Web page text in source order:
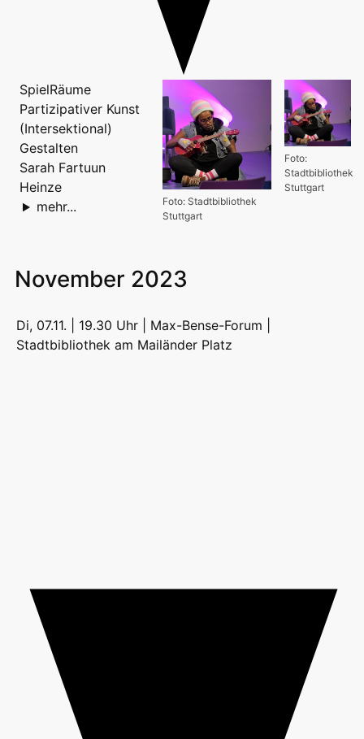
Foto:
Stadtbibliothek
Stuttgart
Foto: Stadtbibliothek
Stuttgart
SpielRäume
Partizipativer Kunst
(Intersektional)
Gestalten
Sarah Fartuun
Heinze
mehr...
November 2023
Di, 07.11. | 19.30 Uhr | Max-Bense-Forum |
Stadtbibliothek am Mailänder Platz